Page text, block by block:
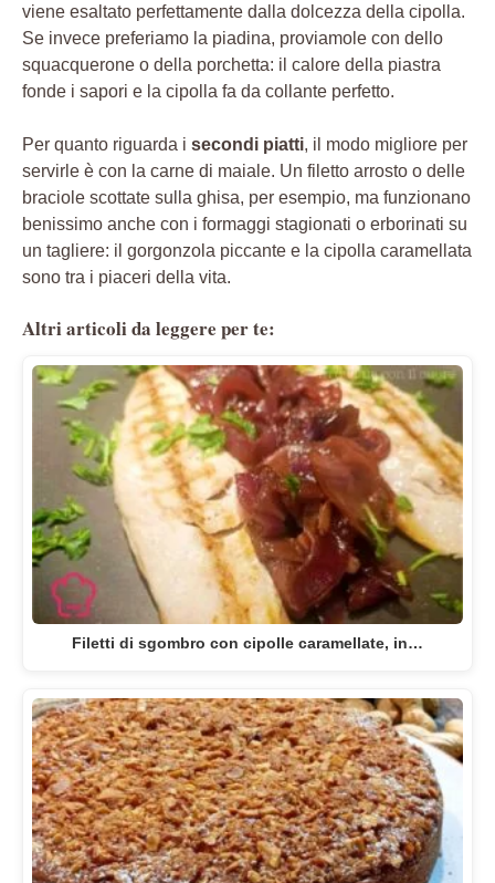
viene esaltato perfettamente dalla dolcezza della cipolla.
Se invece preferiamo la piadina, proviamole con dello
squacquerone o della porchetta: il calore della piastra
fonde i sapori e la cipolla fa da collante perfetto.
Per quanto riguarda i secondi piatti, il modo migliore per
servirle è con la carne di maiale. Un filetto arrosto o delle
braciole scottate sulla ghisa, per esempio, ma funzionano
benissimo anche con i formaggi stagionati o erborinati su
un tagliere: il gorgonzola piccante e la cipolla caramellata
sono tra i piaceri della vita.
Altri articoli da leggere per te:
Filetti di sgombro con cipolle caramellate, in…